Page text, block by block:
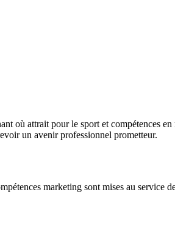
où attrait pour le sport et compétences en
un avenir professionnel prometteur.
marketing sont mises au service